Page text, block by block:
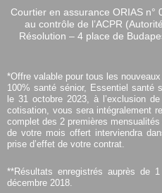
Courtier en assurance ORIAS n°
au contrôle de l’ACPR
Résolution – 4 place de
*Offre valable pour tous les
100% santé sénior, Essentiel santé
le 31 octobre 2023, à l’exclusion
cotisation, vous sera intégralement
complet des 2 premières
de votre mois offert interviendra
prise d’effet de votre contrat.
**Résultats enregistrés auprès de
décembre 2018.